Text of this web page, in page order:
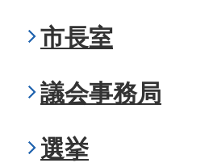
市長室
議会事務局
選挙